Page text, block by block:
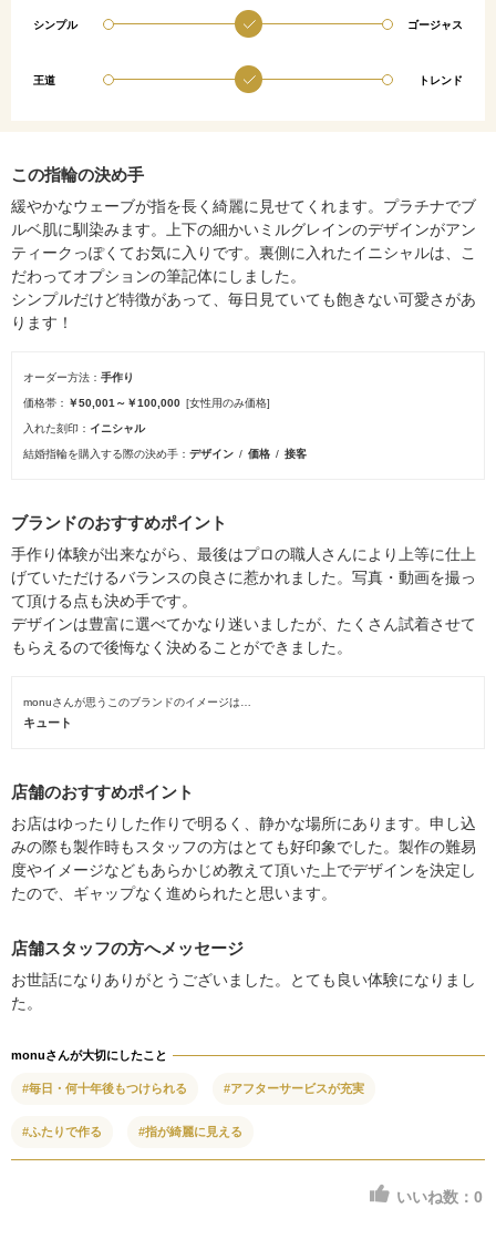
シンプル ゴージャス
王道 トレンド
この指輪の決め手
緩やかなウェーブが指を長く綺麗に見せてくれます。プラチナでブ
ルベ肌に馴染みます。上下の細かいミルグレインのデザインがアン
ティークっぽくてお気に入りです。裏側に入れたイニシャルは、こ
だわってオプションの筆記体にしました。
シンプルだけど特徴があって、毎日見ていても飽きない可愛さがあ
ります！
オーダー方法 手作り
価格帯 ￥50,001～￥100,000 [女性用のみ価格]
入れた刻印 イニシャル
結婚指輪を購入する際の決め手 デザイン 価格 接客
ブランドのおすすめポイント
手作り体験が出来ながら、最後はプロの職人さんにより上等に仕上
げていただけるバランスの良さに惹かれました。写真・動画を撮っ
て頂ける点も決め手です。
デザインは豊富に選べてかなり迷いましたが、たくさん試着させて
もらえるので後悔なく決めることができました。
monuさんが思うこのブランドのイメージは…
キュート
店舗のおすすめポイント
お店はゆったりした作りで明るく、静かな場所にあります。申し込
みの際も製作時もスタッフの方はとても好印象でした。製作の難易
度やイメージなどもあらかじめ教えて頂いた上でデザインを決定し
たので、ギャップなく進められたと思います。
店舗スタッフの方へメッセージ
お世話になりありがとうございました。とても良い体験になりまし
た。
monuさんが大切にしたこと
#毎日・何十年後もつけられる #アフターサービスが充実
#ふたりで作る #指が綺麗に見える
いいね数： 0